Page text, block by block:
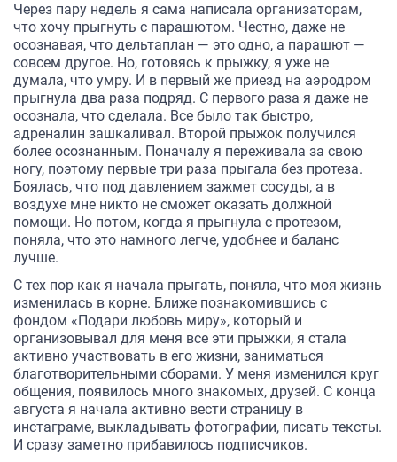
Через пару недель я сама написала организаторам,
что хочу прыгнуть с парашютом. Честно, даже не
осознавая, что дельтаплан — это одно, а парашют —
совсем другое. Но, готовясь к прыжку, я уже не
думала, что умру. И в первый же приезд на аэродром
прыгнула два раза подряд. С первого раза я даже не
осознала, что сделала. Все было так быстро,
адреналин зашкаливал. Второй прыжок получился
более осознанным. Поначалу я переживала за свою
ногу, поэтому первые три раза прыгала без протеза.
Боялась, что под давлением зажмет сосуды, а в
воздухе мне никто не сможет оказать должной
помощи. Но потом, когда я прыгнула с протезом,
поняла, что это намного легче, удобнее и баланс
лучше.
С тех пор как я начала прыгать, поняла, что моя жизнь
изменилась в корне. Ближе познакомившись с
фондом «Подари любовь миру», который и
организовывал для меня все эти прыжки, я стала
активно участвовать в его жизни, заниматься
благотворительными сборами. У меня изменился круг
общения, появилось много знакомых, друзей. С конца
августа я начала активно вести страницу в
инстаграме, выкладывать фотографии, писать тексты.
И сразу заметно прибавилось подписчиков.